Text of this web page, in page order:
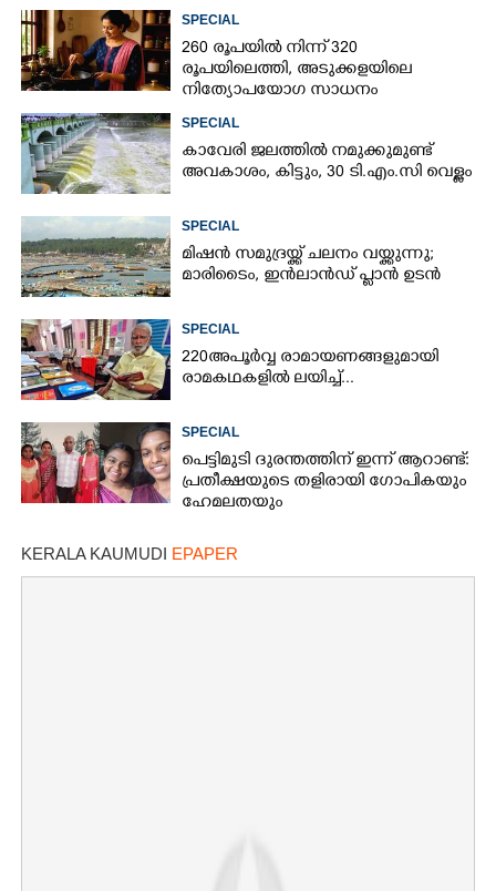
SPECIAL
260 രൂപയിൽ നിന്ന് 320
രൂപയിലെത്തി, അടുക്കളയിലെ
നിത്യോപയോഗ സാധനം
SPECIAL
കാവേരി ജലത്തിൽ നമുക്കുമുണ്ട്
അവകാശം, കിട്ടും, 30 ടി.എം.സി വെള്ളം
SPECIAL
മിഷൻ സമുദ്ര‌യ്ക്ക് ചലനം വയ്ക്കുന്നു;
മാരിടൈം, ഇൻലാൻഡ് പ്ലാൻ ഉടൻ
SPECIAL
220 അപൂർവ്വ രാമായണങ്ങളുമായി
രാമകഥകളിൽ ലയിച്ച്...
SPECIAL
പെട്ടിമുടി ദുരന്തത്തിന് ഇന്ന് ആറാണ്ട്:
പ്രതീക്ഷയുടെ തളിരായി ഗോപികയും
ഹേമലതയും
KERALA KAUMUDI EPAPER